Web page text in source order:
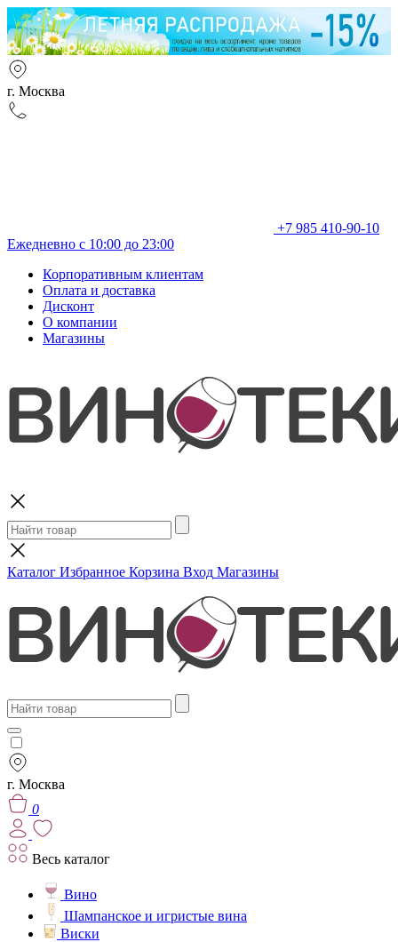
г. Москва
+7 985 410-90-10
Ежедневно с 10:00 до 23:00
Корпоративным клиентам
Оплата и доставка
Дисконт
О компании
Магазины
Каталог Избранное Корзина Вход Магазины
г. Москва
0
Весь каталог
Вино
Шампанское и игристые вина
Виски